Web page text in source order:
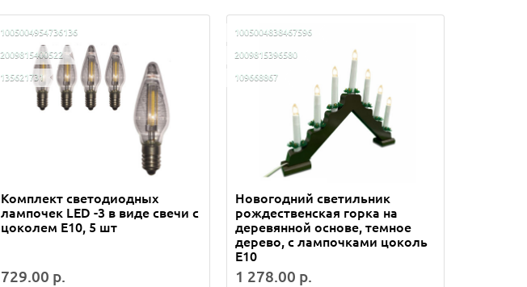
1005004954736136
2009815400522
135621731
Комплект светодиодных
лампочек LED -3 в виде свечи с
цоколем Е10, 5 шт
729.00 р.
1005004838467596
2009815396580
109668867
Новогодний светильник
рождественская горка на
деревянной основе, темное
дерево, с лампочками цоколь
Е10
1 278.00 р.